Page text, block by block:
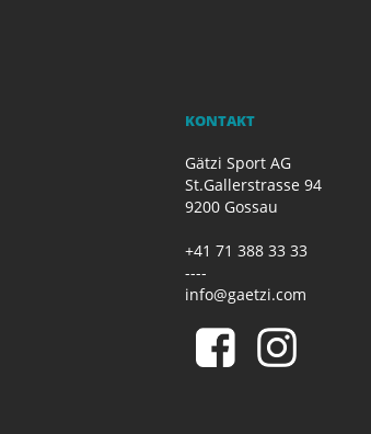
KONTAKT
Gätzi Sport AG
St.Gallerstrasse 94
9200 Gossau
+41 71 388 33 33
----
info@gaetzi.com